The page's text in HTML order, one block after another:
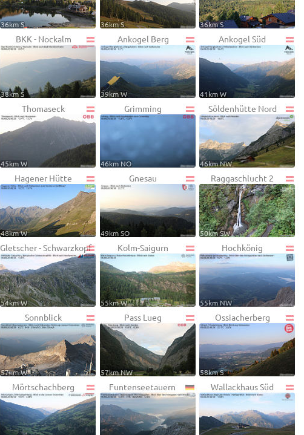
36km S 36km S 36km S
BKK - Nockalm
38km S
Ankogel Berg
39km W
Ankogel Süd
41km W
Thomaseck
45km W
Grimming
46km NO
Söldenhütte Nord
46km NW
Hagener Hütte
48km W
Gnesau
49km SO
Raggaschlucht 2
50km SW
Gletscher - Schwarzkopf
54km W
Kolm-Saigurn
55km W
Hochkönig
55km NW
Sonnblick
57km W
Pass Lueg
57km NW
Ossiacherberg
58km S
Mörtschachberg Funtenseetauern Wallackhaus Süd